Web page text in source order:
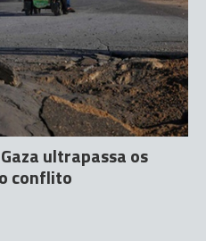
ultrapassa os
conflito